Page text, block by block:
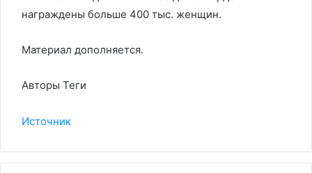
награждены больше 400 тыс. женщин.
Материал дополняется.
Авторы Теги
Источник